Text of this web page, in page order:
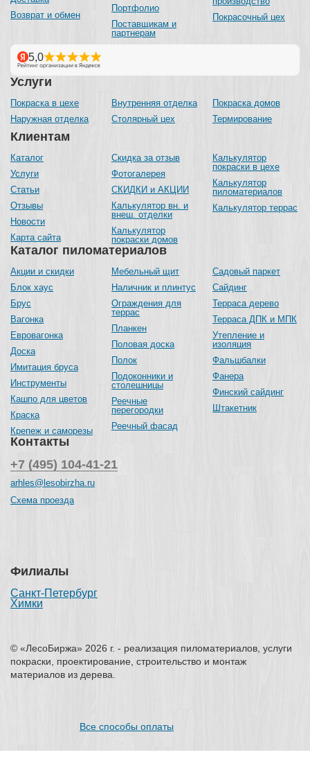
Возврат и обмен
Портфолио
Поставщикам и
партнерам
Покрасочный цех
Каталог пиломатериалов
Акции и скидки
Блок хаус
Брус
Вагонка
Евровагонка
Доска
Имитация бруса
Инструменты
Кашпо для цветов
Краска
Крепеж и саморезы
Мебельный щит
Наличник и плинтус
Ограждения для
террас
Планкен
Половая доска
Полок
Подоконники и
столешницы
Реечные
перегородки
Реечный фасад
Садовый паркет
Сайдинг
Терраса дерево
Терраса ДПК и МПК
Утепление и
изоляция
Фальшбалки
Фанера
Финский сайдинг
Штакетник
Услуги
Покраска в цехе
Наружная отделка
Внутренняя отделка
Столярный цех
Покраска домов
Термирование
Клиентам
Каталог
Услуги
Статьи
Отзывы
Новости
Карта сайта
Скидка за отзыв
Фотогалерея
СКИДКИ и АКЦИИ
Калькулятор вн. и
внеш. отделки
Калькулятор
покраски домов
Калькулятор
покраски в цехе
Калькулятор
пиломатериалов
Калькулятор террас
Контакты
+7 (495) 104-41-21
arhles@lesobirzha.ru
Схема проезда
Филиалы
Санкт-Петербург
Химки
© «ЛесоБиржа» 2026 г. - реализация пиломатериалов, услуги
покраски, проектирование, строительство и монтаж
материалов из дерева.
Все способы оплаты